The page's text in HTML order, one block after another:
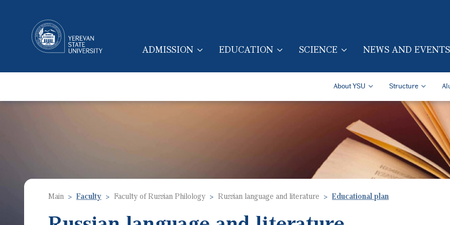
MAIN NAVIGATION (ENG)
ADMISSION EDUCATION SCIENCE NEWS AND EVENTS
Secondary
About YSU Structure
Main Faculty Faculty of Russian Philology Russian language and literature Educational plan